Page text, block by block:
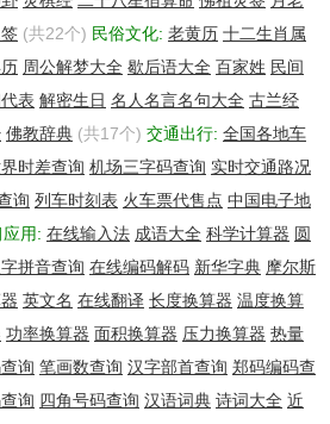
Province Foshan South China Sea
SERVERS.COM
SERVERS.COM
SERVERS.COM
SERVERS.COM
(共22个) 民俗文化: 老黄历 十二生肖属
周公解梦大全 歇后语大全 百家姓 民间
表 解密生日 名人名言名句大全 古兰经
佛教辞典 (共17个) 交通出行: 全国各地车
时差查询 机场三字码查询 实时交通路况
询 列车时刻表 火车票代售点 中国电子地
用: 在线输入法 成语大全 科学计算器 圆
拼音查询 在线编码解码 新华字典 摩尔斯
英文名 在线翻译 长度换算器 温度换算
功率换算器 面积换算器 压力换算器 热量
询 笔画数查询 汉字部首查询 郑码编码查
询 四角号码查询 汉语词典 诗词大全 近